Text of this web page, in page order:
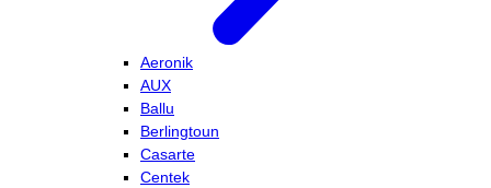
Aeronik
AUX
Ballu
Berlingtoun
Casarte
Centek